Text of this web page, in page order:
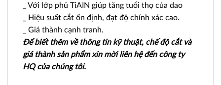
_ Với lớp phủ TiAIN giúp tăng tuổi thọ của dao
_ Hiệu suất cắt ổn định, đạt độ chính xác cao.
_ Giá thành cạnh tranh.
Để biết thêm về thông tin kỹ thuật, chế độ cắt và
giá thành sản phẩm xin mời liên hệ đến công ty
HQ của chúng tôi.